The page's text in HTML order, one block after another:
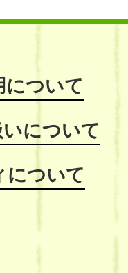
について
について
について